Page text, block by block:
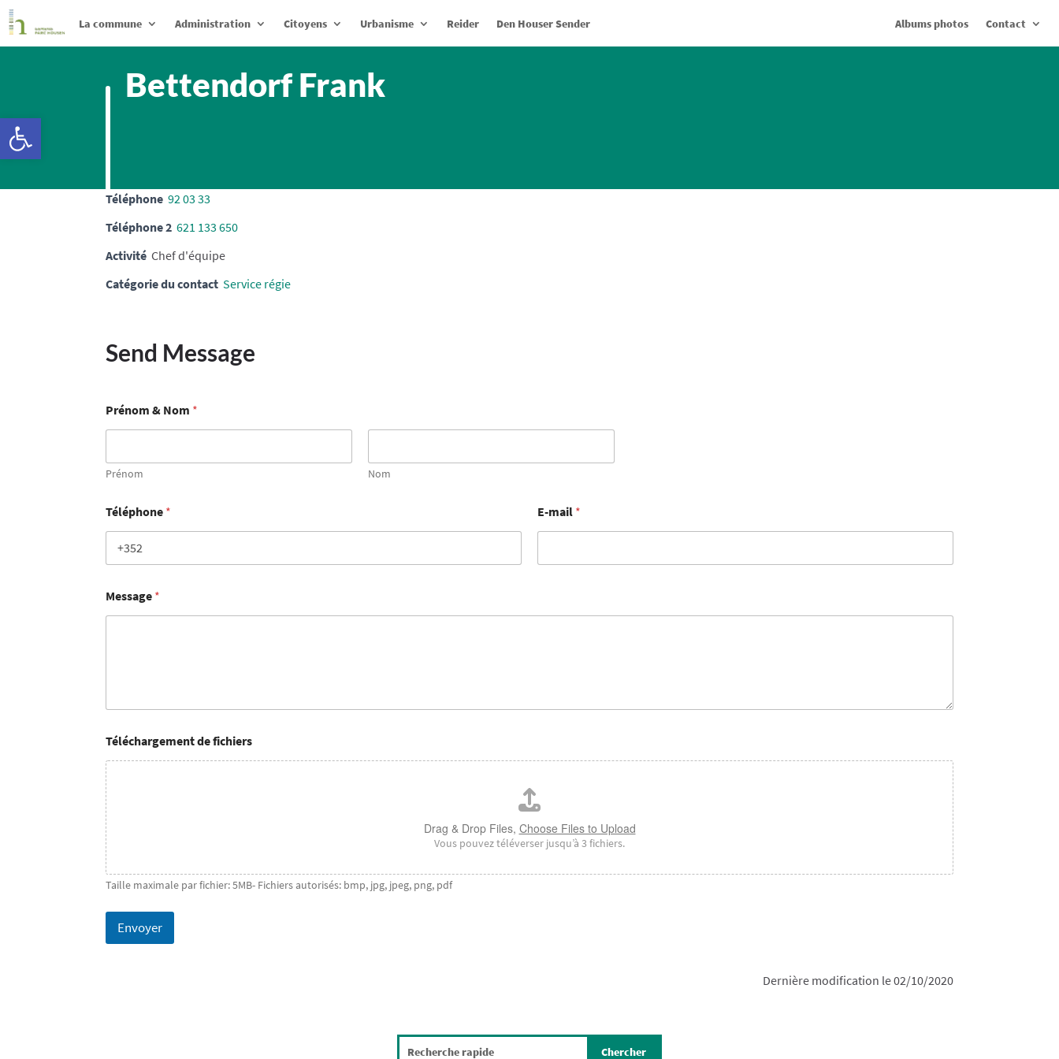
La commune Administration Citoyens Urbanisme Reider Den Houser Sender Albums photos Contact
Bettendorf Frank
Téléphone 92 03 33
Téléphone 2 621 133 650
Activité Chef d'équipe
Catégorie du contact Service régie
Send Message
Prénom & Nom *
Prénom Nom
Téléphone * E-mail *
Message *
Téléchargement de fichiers
Drag & Drop Files, Choose Files to Upload
Vous pouvez téléverser jusqu’à 3 fichiers.
Taille maximale par fichier: 5MB- Fichiers autorisés: bmp, jpg, jpeg, png, pdf
Envoyer
Dernière modification le 02/10/2020
Ouvrir la barre d’outils